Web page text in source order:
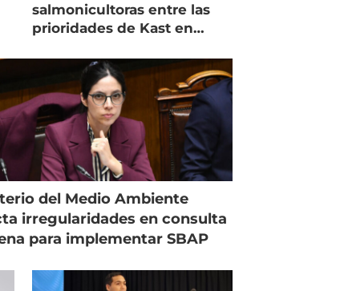
salmonicultoras entre las
prioridades de Kast en
del Medio Ambiente
irregularidades en consulta
para implementar SBAP